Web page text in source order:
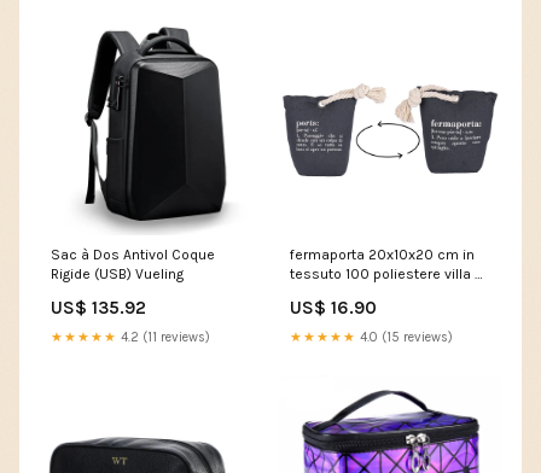
Sac à Dos Antivol Coque
Rigide (USB) Vueling
US$ 135.92
★★★★★ 4.2 (11 reviews)
fermaporta 20x10x20 cm in
tessuto 100 poliestere villa d
234185 5903636
US$ 16.90
★★★★★ 4.0 (15 reviews)